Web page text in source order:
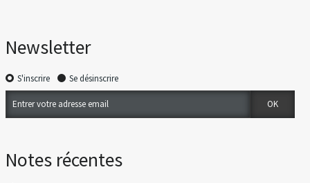
Newsletter
S'inscrire Se désinscrire
Notes récentes